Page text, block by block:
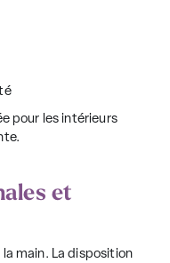
pour les intérieurs
et
main. La disposition